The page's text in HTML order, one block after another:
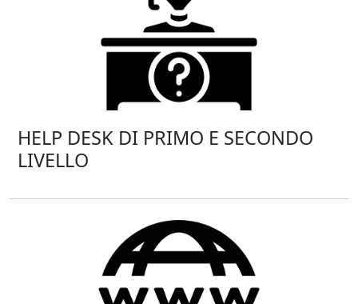
HELP DESK DI PRIMO E SECONDO
LIVELLO